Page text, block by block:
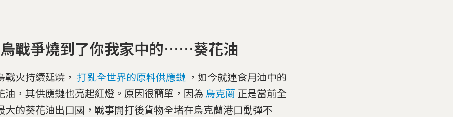
戰爭燒到了你我家中的……葵花油
戰火持續延燒， 打亂全世界的原料供應鏈 ，如今就連食用油中的
油，其供應鏈也亮起紅燈。原因很簡單，因為 烏克蘭 正是當前全
大的葵花油出口國，戰事開打後貨物全堵在烏克蘭港口動彈不